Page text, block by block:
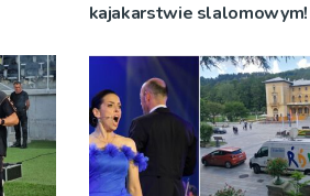
kajakarstwie slalomowym!